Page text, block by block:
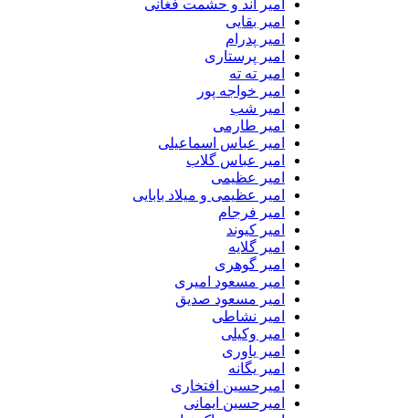
امیر اند و حشمت فغانی
امیر بقایی
امیر پدرام
امیر پرستاری
امیر ته ته
امیر خواجه پور
امیر شب
امیر طارمی
امیر عباس اسماعیلی
امیر عباس گلاب
امیر عظیمی
امیر عظیمی و میلاد بابایی
امیر فرجام
امیر کیوند
امیر گلایه
امیر گوهری
امیر مسعود امیری
امیر مسعود صدیق
امیر نشاطی
امیر وکیلی
امیر یاوری
امیر یگانه
امیرحسین افتخاری
امیرحسین ایمانی